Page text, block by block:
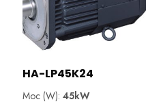
HA-LP45K24
Moc (W):45kW